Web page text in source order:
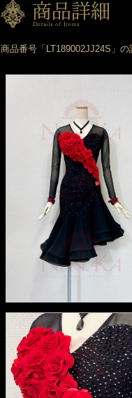
商品番号「LT189002JJ24S」